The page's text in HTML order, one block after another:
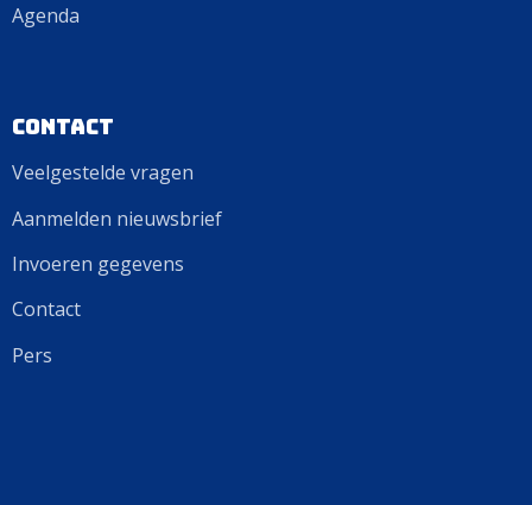
Agenda
Contact
Veelgestelde vragen
Aanmelden nieuwsbrief
Invoeren gegevens
Contact
Pers